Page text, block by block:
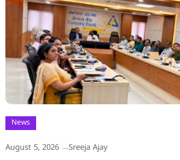
News
August 5, 2026 Sreeja Ajay